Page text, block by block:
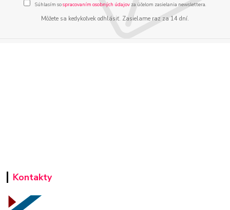
Súhlasím sospracovaním osobných údajov za účelom zasielania newslettera.
Môžete sa kedykoľvek odhlásiť. Zasielame raz za 14 dní.
Kontakty